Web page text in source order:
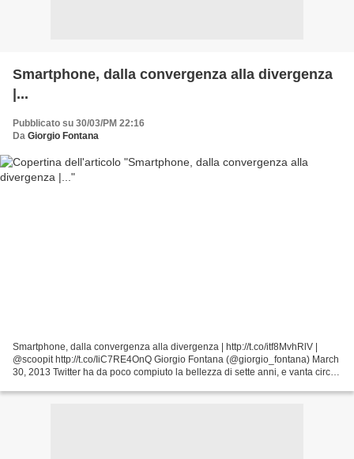
Smartphone, dalla convergenza alla divergenza
|...
Pubblicato su 30/03/PM 22:16
Da Giorgio Fontana
Smartphone, dalla convergenza alla divergenza | http://t.co/itf8MvhRlV |
@scoopit http://t.co/IiC7RE4OnQ Giorgio Fontana (@giorgio_fontana) March
30, 2013 Twitter ha da poco compiuto la bellezza di sette anni, e vanta circa